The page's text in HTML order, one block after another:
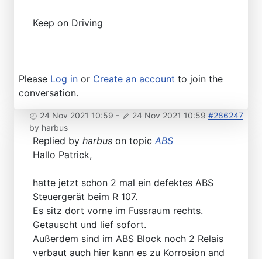
Keep on Driving
Please Log in or Create an account to join the
conversation.
24 Nov 2021 10:59 - 24 Nov 2021 10:59 #286247
by harbus
Replied by harbus on topic ABS
Hallo Patrick,
hatte jetzt schon 2 mal ein defektes ABS
Steuergerät beim R 107.
Es sitz dort vorne im Fussraum rechts.
Getauscht und lief sofort.
Außerdem sind im ABS Block noch 2 Relais
verbaut auch hier kann es zu Korrosion and